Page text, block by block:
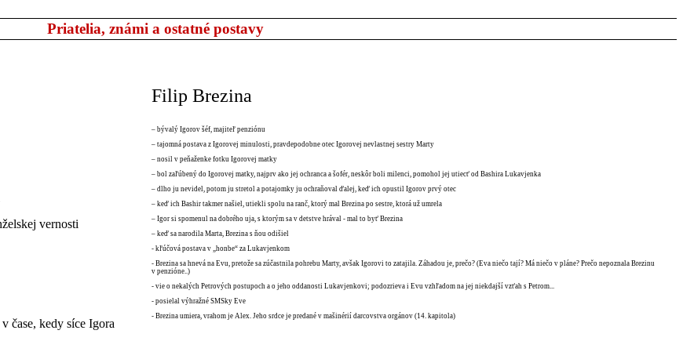
Priatelia, známi a ostatné postavy
vernosti
čase, kedy síce Igora
Filip Brezina
– bývalý Igorov šéf, majiteľ penziónu
– tajomná postava z Igorovej minulosti, pravdepodobne otec Igorovej nevlastnej sestry Marty
– nosil v peňaženke fotku Igorovej matky
– bol zaľúbený do Igorovej matky, najprv ako jej ochranca a šofér, neskôr boli milenci, pomohol jej utiecť od Bashira Lukavjenka
– dlho ju nevidel, potom ju stretol a potajomky ju ochraňoval ďalej, keď ich opustil Igorov prvý otec
– keď ich Bashir takmer našiel, utiekli spolu na ranč, ktorý mal Brezina po sestre, ktorá už umrela
– Igor si spomenul na dobrého uja, s ktorým sa v detstve hrával - mal to byť Brezina
– keď sa narodila Marta, Brezina s ňou odišiel
- kľúčová postava v „honbe“ za Lukavjenkom
- Brezina sa hnevá na Evu, pretože sa zúčastnila pohrebu Marty, avšak Igorovi to zatajila. Záhadou je, prečo? (Eva niečo tají? Má niečo v pláne? Prečo nepoznala Brezinu
v penzióne..)
- vie o nekalých Petrových postupoch a o jeho oddanosti Lukavjenkovi; podozrieva i Evu vzhľadom na jej niekdajší vzťah s Petrom...
- posielal výhražné SMSky Eve
- Brezina umiera, vrahom je Alex. Jeho srdce je predané v mašinérií darcovstva orgánov (14. kapitola)